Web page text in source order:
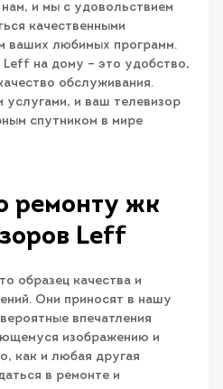
и мы с удовольствием
качественными
ваших любимых программ.
на дому – это удобство,
обслуживания.
услугами, и ваш телевизор
спутником в мире
ремонту жк
Leff
образец качества и
Они приносят в нашу
впечатления
изображению и
как и любая другая
в ремонте и